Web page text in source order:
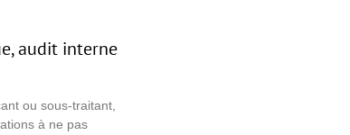
audit interne
ou sous-traitant,
à ne pas